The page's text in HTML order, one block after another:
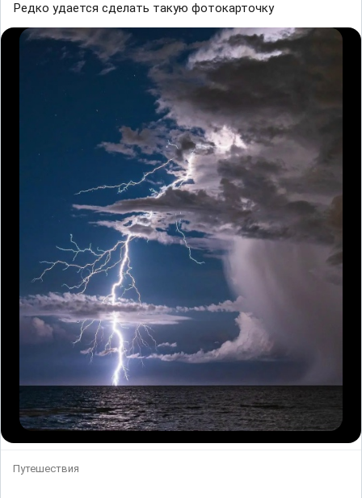
Редко удается сделать такую фотокарточку
Путешествия